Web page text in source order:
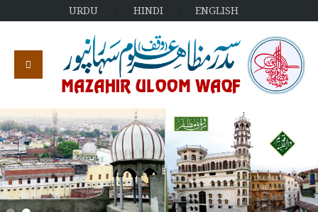
ENGLISH
HINDI
URDU